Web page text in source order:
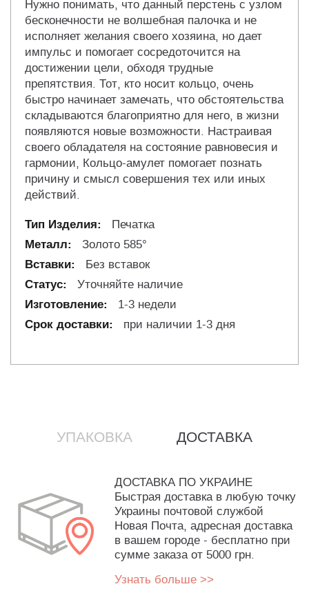
Нужно понимать, что данный перстень с узлом
бесконечности не волшебная палочка и не
исполняет желания своего хозяина, но дает
импульс и помогает сосредоточится на
достижении цели, обходя трудные
препятствия. Тот, кто носит кольцо, очень
быстро начинает замечать, что обстоятельства
складываются благоприятно для него, в жизни
появляются новые возможности. Настраивая
своего обладателя на состояние равновесия и
гармонии, Кольцо-амулет помогает познать
причину и смысл совершения тех или иных
действий.
Печатка
Золото 585°
Без вставок
Уточняйте наличие
1-3 недели
при наличии 1-3 дня
УПАКОВКА ДОСТАВКА
ДОСТАВКА ПО УКРАИНЕ
Быстрая доставка в любую точку
Украины почтовой службой
Новая Почта, адресная доставка
в вашем городе - бесплатно при
сумме заказа от 5000 грн.
Узнать больше >>